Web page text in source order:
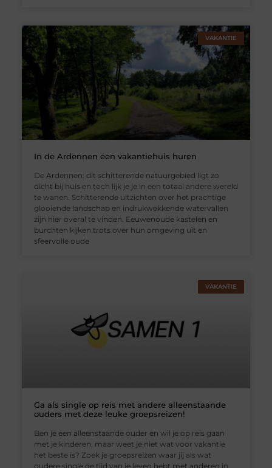
VAKANTIE
In de Ardennen een vakantiehuis huren
De Ardennen: dit schitterende natuurgebied ligt zo
dicht bij huis en toch lijk je je in een totaal andere wereld
te wanen. Schitterende uitzichten over het prachtige
glooiende landschap en indrukwekkende watervallen
zijn hier overal te vinden. Eeuwenoude kastelen en
burchten kijken trots over hun omgeving uit en
sfeervolle oude
VAKANTIE
Ga als single op reis met andere alleenstaande
ouders met deze leuke groepsreizen!
Ben je een alleenstaande ouder en wil je op reis gaan
met je kinderen, maar weet je niet wat voor vakantie
het beste is? Zoek je groepsreizen waar jij als wat
oudere single de tijd van je leven hebt met anderen in